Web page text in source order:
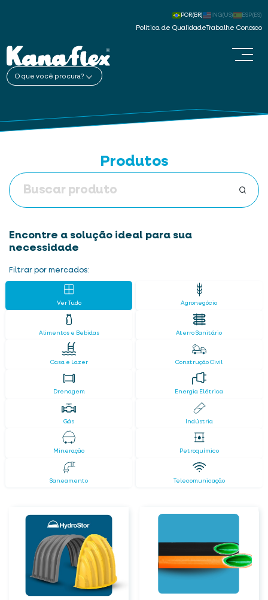
Política de Qualidade Trabalhe Conosco
POR(BR) ING(US) ESP(ES)
O que você procura?
Produtos
Encontre a solução ideal para sua
necessidade
Filtrar por mercados:
Ver Tudo Agronegócio
Alimentos e Bebidas Aterro Sanitário
Casa e Lazer Construção Civil
Drenagem Energia Elétrica
Gás Indústria
Mineração Petroquímico
Saneamento Telecomunicação